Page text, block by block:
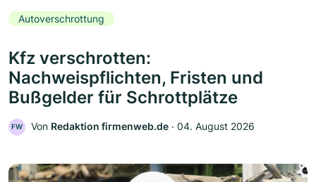
Autoverschrottung
Kfz verschrotten:
Nachweispflichten, Fristen und
Bußgelder für Schrottplätze
FW Von Redaktion firmenweb.de ‧ 04. August 2026